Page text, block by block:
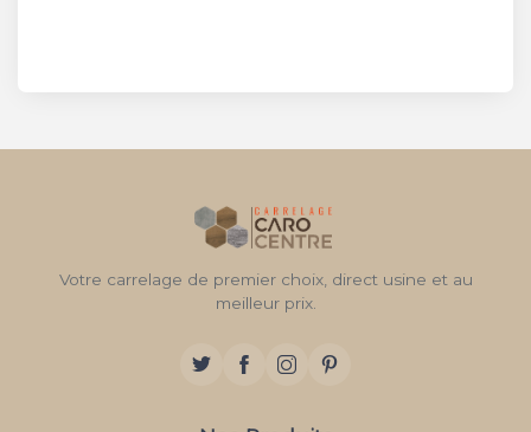
Votre carrelage de premier choix, direct usine et au
meilleur prix.